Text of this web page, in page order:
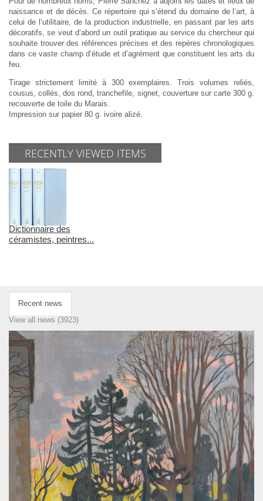
naissance et de décès. Ce répertoire qui s’étend du domaine de l’art, à
celui de l’utilitaire, de la production industrielle, en passant par les arts
décoratifs, se veut d’abord un outil pratique au service du chercheur qui
souhaite trouver des références précises et des repères chronologiques
dans ce vaste champ d’étude et d’agrément que constituent les arts du
feu.
Tirage strictement limité à 300 exemplaires. Trois volumes reliés,
cousus, collés, dos rond, tranchefile, signet, couverture sur carte 300 g.
recouverte de toile du Marais.
Impression sur papier 80 g. ivoire alizé.
RECENTLY VIEWED ITEMS
Dictionnaire des
céramistes, peintres...
Recent news
View all news (3923)